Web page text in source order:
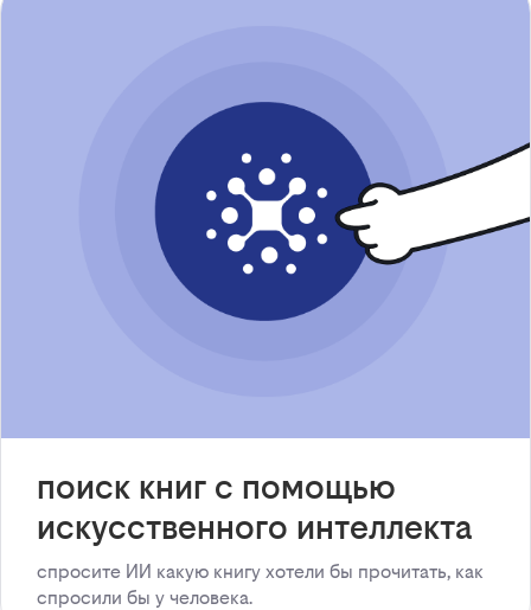
поиск книг с помощью
искусственного интеллекта
спросите ИИ какую книгу хотели бы прочитать, как
спросили бы у человека.